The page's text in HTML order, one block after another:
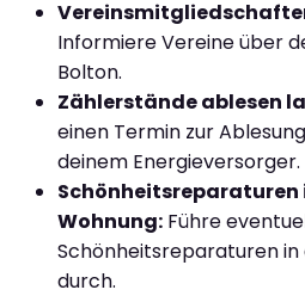
Informiere Vereine über
Bolton.
Zählerstände ablesen
einen Termin zur
deinem Energieversorger.
Schönheitsreparaturen
Wohnung: Führe
Schönheitsreparaturen
durch.